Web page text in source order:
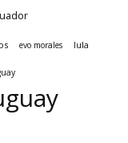
evo morales lula